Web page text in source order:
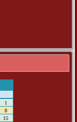
S
1
8
15